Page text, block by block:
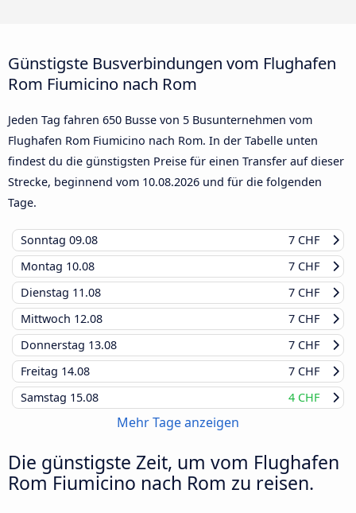
Günstigste Busverbindungen vom Flughafen
Rom Fiumicino nach Rom
Jeden Tag fahren 650 Busse von 5 Busunternehmen vom
Flughafen Rom Fiumicino nach Rom. In der Tabelle unten
findest du die günstigsten Preise für einen Transfer auf dieser
Strecke, beginnend vom 10.08.2026 und für die folgenden
Tage.
Sonntag 09.08
7 CHF
Montag 10.08
7 CHF
Dienstag 11.08
7 CHF
Mittwoch 12.08
7 CHF
Donnerstag 13.08
7 CHF
Freitag 14.08
7 CHF
Samstag 15.08 4 CHF
Mehr Tage anzeigen
Die günstigste Zeit, um vom Flughafen
Rom Fiumicino nach Rom zu reisen.